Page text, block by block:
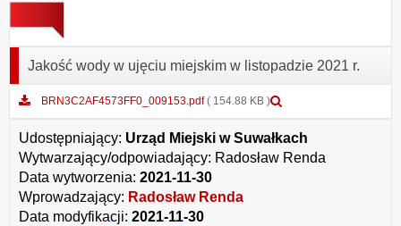
Jakość wody w ujęciu miejskim w listopadzie 2021 r.
BRN3C2AF4573FF0_009153.pdf ( 154.88 KB )
załącznika
Udostępniający: Urząd Miejski w Suwałkach
Wytwarzający/odpowiadający: Radosław Renda
Data wytworzenia: 2021-11-30
Wprowadzający: Radosław Renda
Data modyfikacji: 2021-11-30